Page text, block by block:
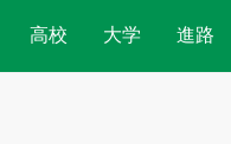
高校 大学 進路